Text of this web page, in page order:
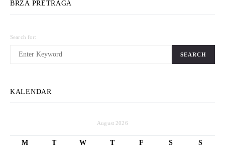
BRZA PRETRAGA
Search for:
SEARCH
KALENDAR
August 2026
M T W T F S S